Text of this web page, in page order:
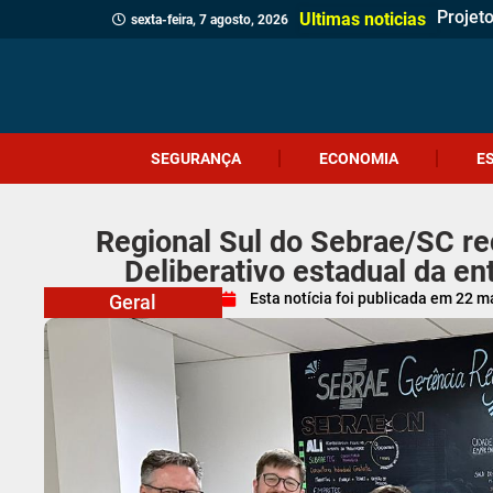
sexta-feira, 7 agosto, 2026 Ultimas noticias Dia
Corpo
Içara
Idosa
SEGURANÇA ECONOMIA
Regional Sul do Sebrae/SC
Deliberativo estadual da
Geral Esta notícia foi publicada em 22